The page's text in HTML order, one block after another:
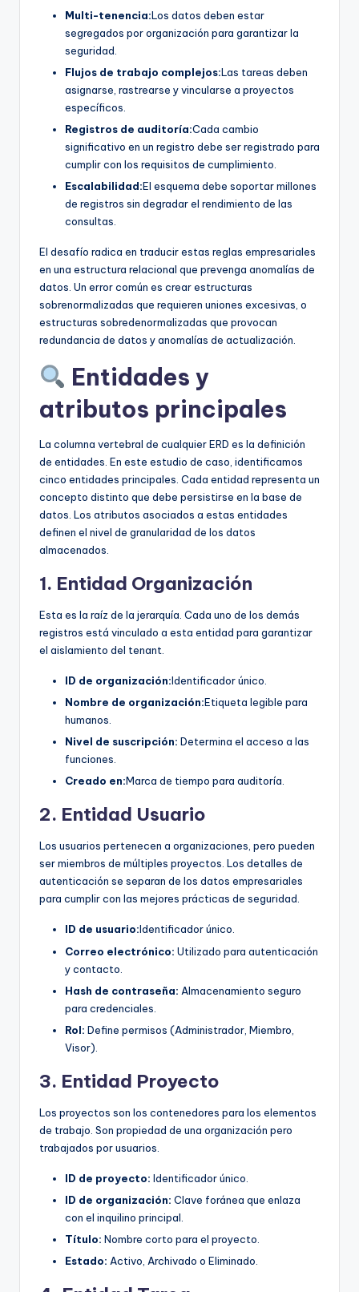
Multi-tenencia:Los datos deben estar
segregados por organización para garantizar la
seguridad.
Flujos de trabajo complejos:Las tareas deben
asignarse, rastrearse y vincularse a proyectos
específicos.
Registros de auditoría:Cada cambio
significativo en un registro debe ser registrado para
cumplir con los requisitos de cumplimiento.
Escalabilidad:El esquema debe soportar millones
de registros sin degradar el rendimiento de las
consultas.
El desafío radica en traducir estas reglas empresariales
en una estructura relacional que prevenga anomalías de
datos. Un error común es crear estructuras
sobrenormalizadas que requieren uniones excesivas, o
estructuras sobredenormalizadas que provocan
redundancia de datos y anomalías de actualización.
Entidades y
atributos principales
La columna vertebral de cualquier ERD es la definición
de entidades. En este estudio de caso, identificamos
cinco entidades principales. Cada entidad representa un
concepto distinto que debe persistirse en la base de
datos. Los atributos asociados a estas entidades
definen el nivel de granularidad de los datos
almacenados.
1. Entidad Organización
Esta es la raíz de la jerarquía. Cada uno de los demás
registros está vinculado a esta entidad para garantizar
el aislamiento del tenant.
ID de organización:Identificador único.
Nombre de organización:Etiqueta legible para
humanos.
Nivel de suscripción: Determina el acceso a las
funciones.
Creado en:Marca de tiempo para auditoría.
2. Entidad Usuario
Los usuarios pertenecen a organizaciones, pero pueden
ser miembros de múltiples proyectos. Los detalles de
autenticación se separan de los datos empresariales
para cumplir con las mejores prácticas de seguridad.
ID de usuario:Identificador único.
Correo electrónico: Utilizado para autenticación
y contacto.
Hash de contraseña: Almacenamiento seguro
para credenciales.
Rol: Define permisos (Administrador, Miembro,
Visor).
3. Entidad Proyecto
Los proyectos son los contenedores para los elementos
de trabajo. Son propiedad de una organización pero
trabajados por usuarios.
ID de proyecto: Identificador único.
ID de organización: Clave foránea que enlaza
con el inquilino principal.
Título: Nombre corto para el proyecto.
Estado: Activo, Archivado o Eliminado.